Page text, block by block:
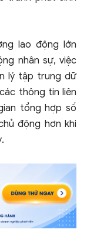
lao động lớn
nhân sự, việc
lý tập trung dữ
thông tin liên
tổng hợp số
động hơn khi